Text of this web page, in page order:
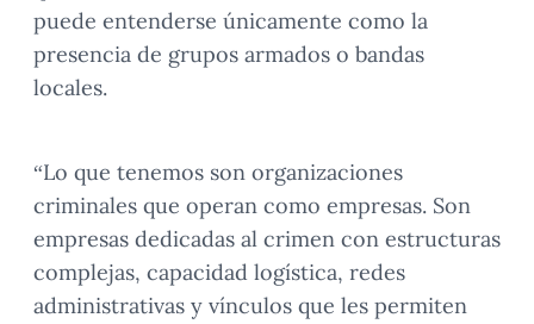
puede entenderse únicamente como la
presencia de grupos armados o bandas
locales.
“Lo que tenemos son organizaciones
criminales que operan como empresas. Son
empresas dedicadas al crimen con estructuras
complejas, capacidad logística, redes
administrativas y vínculos que les permiten